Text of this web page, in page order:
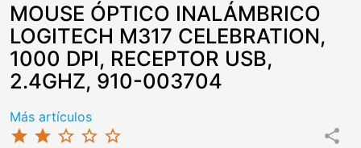
MOUSE ÓPTICO INALÁMBRICO
LOGITECH M317 CELEBRATION,
1000 DPI, RECEPTOR USB,
2.4GHZ, 910-003704
Más artículos
star star star_border star_border star_border share